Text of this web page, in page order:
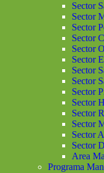
Sector
Sector
Sector
Sector
Sector
Sector
Sector
Sector
Sector
Sector
Sector
Sector
Sector
Sector
Area
Programa